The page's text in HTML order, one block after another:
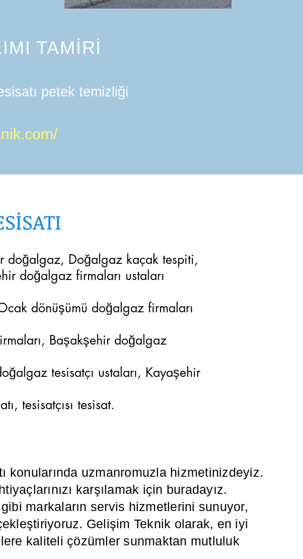
TAMİRİ
petek temizliği
doğalgaz, Doğalgaz kaçak tespiti,
doğalgaz firmaları ustaları
dönüşümü doğalgaz firmaları
Başakşehir doğalgaz
tesisatçı ustaları, Kayaşehir
tesisatçısı tesisat.
konularında uzmanromuzla hizmetinizdeyiz.
karşılamak için buradayız.
markaların servis hizmetlerini sunuyor,
Gelişim Teknik olarak, en iyi
kaliteli çözümler sunmaktan mutluluk